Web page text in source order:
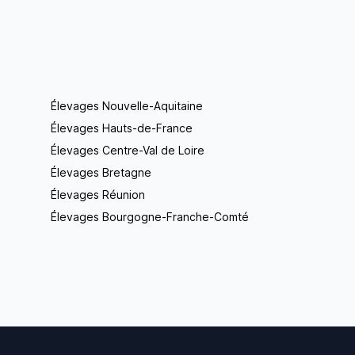
Élevages Nouvelle-Aquitaine
Élevages Hauts-de-France
Élevages Centre-Val de Loire
Élevages Bretagne
Élevages Réunion
Élevages Bourgogne-Franche-Comté